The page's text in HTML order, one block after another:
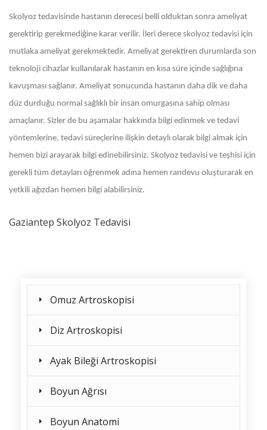
Skolyoz tedavisinde hastanın derecesi belli olduktan sonra ameliyat
gerektirip gerekmediğine karar verilir. İleri derece skolyoz tedavisi için
mutlaka ameliyat gerekmektedir. Ameliyat gerektiren durumlarda son
teknoloji cihazlar kullanılarak hastanın en kısa süre içinde sağlığına
kavuşması sağlanır. Ameliyat sonucunda hastanın daha dik ve daha
düz durduğu normal sağlıklı bir insan omurgasına sahip olması
amaçlanır. Sizler de bu aşamalar hakkında bilgi edinmek ve tedavi
yöntemlerine, tedavi süreçlerine ilişkin detaylı olarak bilgi almak için
hemen bizi arayarak bilgi edinebilirsiniz. Skolyoz tedavisi ve teşhisi için
gerekli tüm detayları öğrenmek adına hemen randevu oluşturarak en
yetkili ağızdan hemen bilgi alabilirsiniz.
Gaziantep Skolyoz Tedavisi
Omuz Artroskopisi
Diz Artroskopisi
Ayak Bileği Artroskopisi
Boyun Ağrısı
Boyun Anatomi